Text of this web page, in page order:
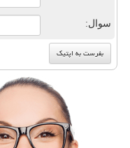
سوال: